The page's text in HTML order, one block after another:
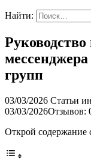
Найти:
групп
03/03/2026 Статьи
03/03/2026Отзывов:
Открой содержание